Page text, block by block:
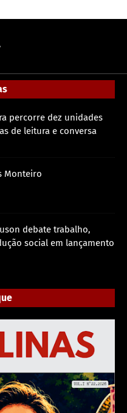
percorre dez unidades
de leitura e conversa
Monteiro
debate trabalho,
social em lançamento